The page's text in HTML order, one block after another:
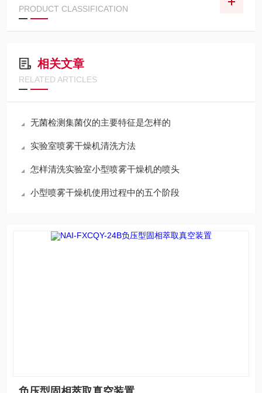
PRODUCT CLASSIFICATION
相关文章
RELATED ARTICLES
无菌检测集菌仪的主要特征是怎样的
实验室喷雾干燥机清洗方法
怎样清洗实验室小型喷雾干燥机的喷头
小型喷雾干燥机使用过程中的五个阶段